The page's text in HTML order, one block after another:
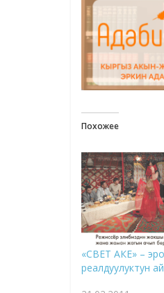
Похожее
«СВЕТ АКЕ» –
реалдуулуктун